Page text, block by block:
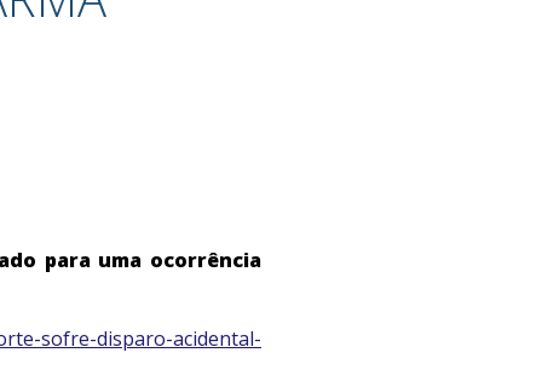
para uma ocorrência
sofre-disparo-acidental-